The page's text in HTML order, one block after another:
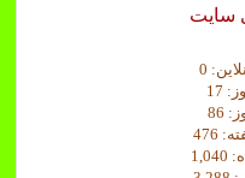
سایت
0
17
86
476
1,040